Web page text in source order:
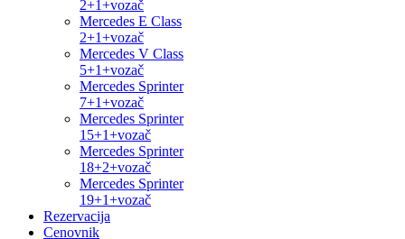
2+1+vozač
Mercedes E Class
2+1+vozač
Mercedes V Class
5+1+vozač
Mercedes Sprinter
7+1+vozač
Mercedes Sprinter
15+1+vozač
Mercedes Sprinter
18+2+vozač
Mercedes Sprinter
19+1+vozač
Rezervacija
Cenovnik